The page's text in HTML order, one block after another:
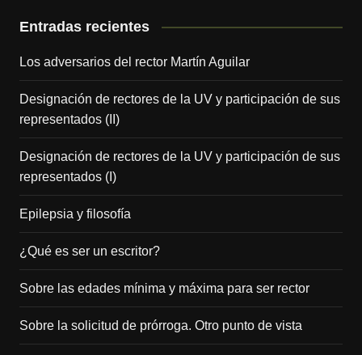
Entradas recientes
Los adversarios del rector Martín Aguilar
Designación de rectores de la UV y participación de sus
representados (II)
Designación de rectores de la UV y participación de sus
representados (I)
Epilepsia y filosofía
¿Qué es ser un escritor?
Sobre las edades mínima y máxima para ser rector
Sobre la solicitud de prórroga. Otro punto de vista